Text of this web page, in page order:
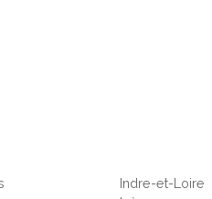
Indre-et-Loire